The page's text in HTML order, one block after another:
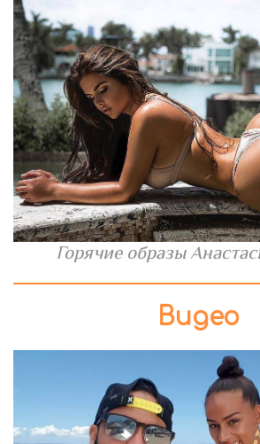
Горячие образы
Видео